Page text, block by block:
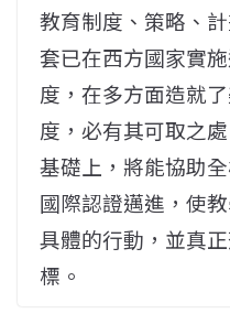
教育制度、策略、
套已在西方國家實
度，在多方面造就
度，必有其可取之
基礎上，將能協助
國際認證邁進，使
具體的行動，並真
標。